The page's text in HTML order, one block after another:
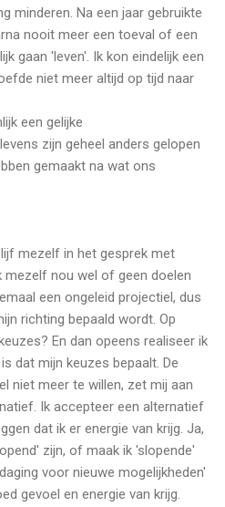
minderen. Na een jaar gebruikte
nooit meer een toeval of een
gaan 'leven'. Ik kon eindelijk een
niet meer altijd op tijd naar
een gelijke
zijn geheel anders gelopen
gemaakt na wat ons
mezelf in het gesprek met
mezelf nou wel of geen doelen
een ongeleid projectiel, dus
richting bepaald wordt. Op
En dan opeens realiseer ik
dat mijn keuzes bepaalt. De
niet meer te willen, zet mij aan
Ik accepteer een alternatief
dat ik er energie van krijg. Ja,
zijn, of maak ik 'slopende'
voor nieuwe mogelijkheden'
gevoel en energie van krijg.